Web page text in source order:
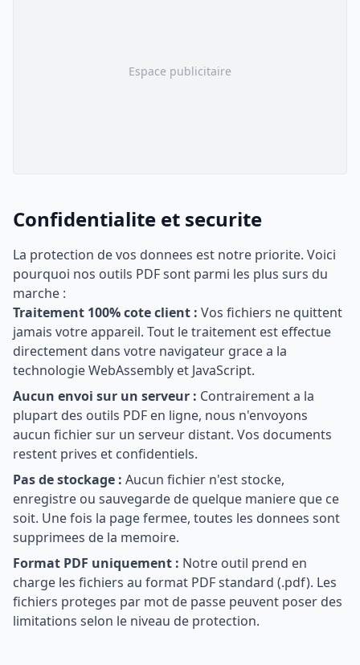
Espace publicitaire
Confidentialite et securite
La protection de vos donnees est notre priorite. Voici
pourquoi nos outils PDF sont parmi les plus surs du
marche :
Traitement 100% cote client : Vos fichiers ne quittent
jamais votre appareil. Tout le traitement est effectue
directement dans votre navigateur grace a la
technologie WebAssembly et JavaScript.
Aucun envoi sur un serveur : Contrairement a la
plupart des outils PDF en ligne, nous n'envoyons
aucun fichier sur un serveur distant. Vos documents
restent prives et confidentiels.
Pas de stockage : Aucun fichier n'est stocke,
enregistre ou sauvegarde de quelque maniere que ce
soit. Une fois la page fermee, toutes les donnees sont
supprimees de la memoire.
Format PDF uniquement : Notre outil prend en
charge les fichiers au format PDF standard (.pdf). Les
fichiers proteges par mot de passe peuvent poser des
limitations selon le niveau de protection.